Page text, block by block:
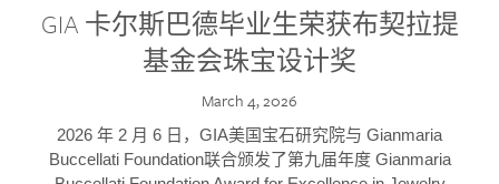
GIA 卡尔斯巴德毕业生荣获布契拉提
基金会珠宝设计奖
March 4, 2026
2026 年 2 月 6 日，GIA美国宝石研究院与 Gianmaria
Buccellati Foundation联合颁发了第九届年度 Gianmaria